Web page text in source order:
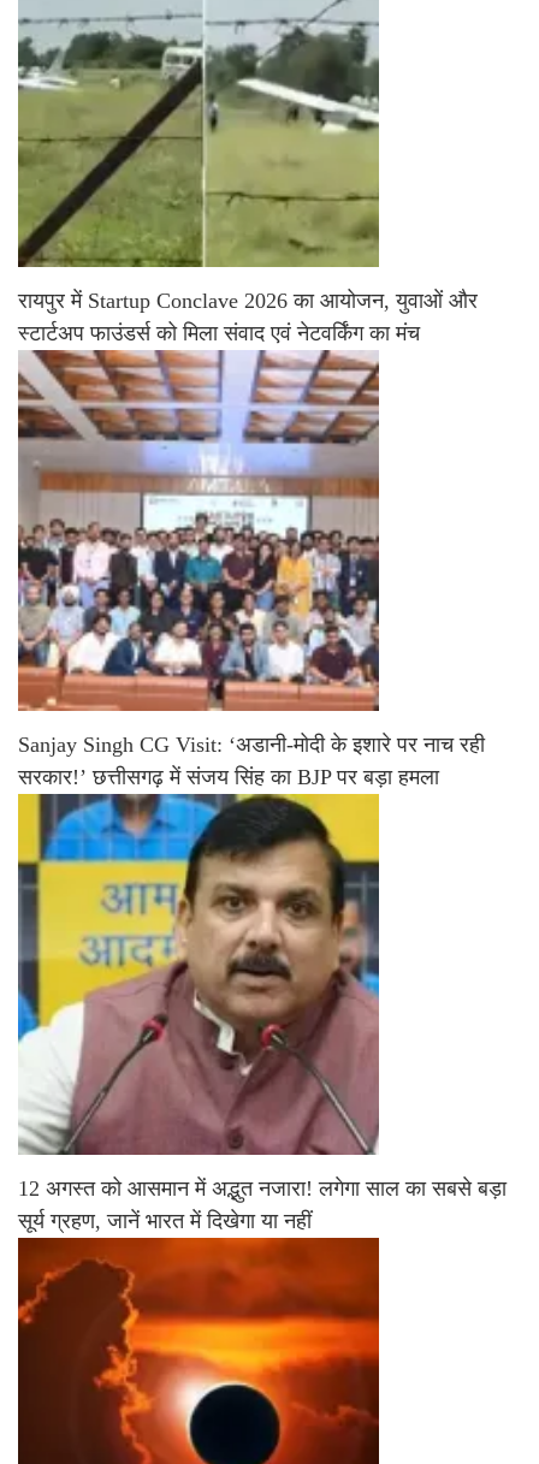
रायपुर में Startup Conclave 2026 का आयोजन, युवाओं और
स्टार्टअप फाउंडर्स को मिला संवाद एवं नेटवर्किंग का मंच
Sanjay Singh CG Visit: ‘अडानी-मोदी के इशारे पर नाच रही
सरकार!’ छत्तीसगढ़ में संजय सिंह का BJP पर बड़ा हमला
12 अगस्त को आसमान में अद्भुत नजारा! लगेगा साल का सबसे बड़ा
सूर्य ग्रहण, जानें भारत में दिखेगा या नहीं